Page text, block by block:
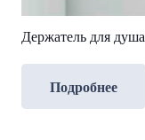
Держатель для
Подробнее